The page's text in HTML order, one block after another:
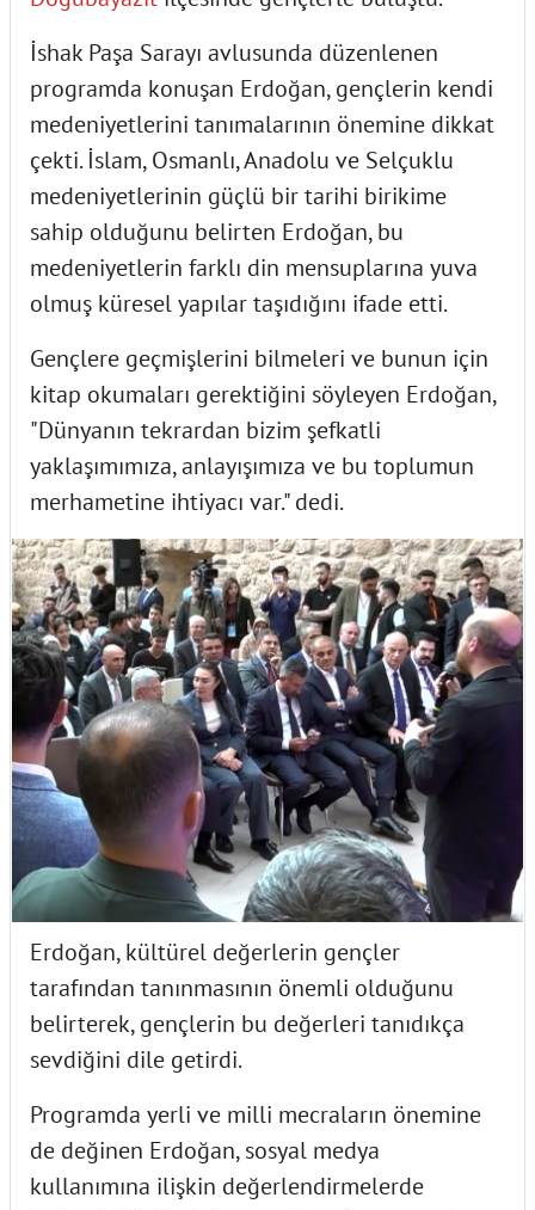
İshak Paşa Sarayı avlusunda düzenlenen
programda konuşan Erdoğan, gençlerin kendi
medeniyetlerini tanımalarının önemine dikkat
çekti. İslam, Osmanlı, Anadolu ve Selçuklu
medeniyetlerinin güçlü bir tarihi birikime
sahip olduğunu belirten Erdoğan, bu
medeniyetlerin farklı din mensuplarına yuva
olmuş küresel yapılar taşıdığını ifade etti.
Gençlere geçmişlerini bilmeleri ve bunun için
kitap okumaları gerektiğini söyleyen Erdoğan,
"Dünyanın tekrardan bizim şefkatli
yaklaşımımıza, anlayışımıza ve bu toplumun
merhametine ihtiyacı var." dedi.
Erdoğan, kültürel değerlerin gençler
tarafından tanınmasının önemli olduğunu
belirterek, gençlerin bu değerleri tanıdıkça
sevdiğini dile getirdi.
Programda yerli ve milli mecraların önemine
de değinen Erdoğan, sosyal medya
kullanımına ilişkin değerlendirmelerde